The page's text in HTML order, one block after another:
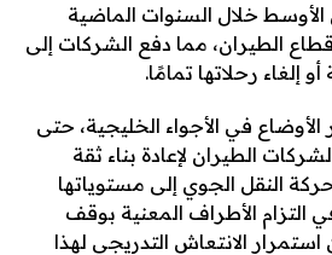
خلال السنوات الماضية
الطيران، مما دفع الشركات إلى
إلغاء رحلاتها تمامًا.
في الأجواء الخليجية، حتى
الطيران لإعادة بناء ثقة
النقل الجوي إلى مستوياتها
التزام الأطراف المعنية بوقف
الانتعاش التدريجي لهذا